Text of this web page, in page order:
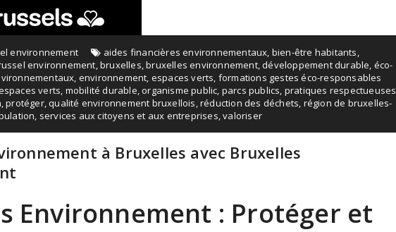
environnement aides financières environnementaux, bien-être habitants,
environnement,bruxelles,bruxelles environnement,développement durable, éco-
, environnement, espaces verts, formations gestes éco-responsables
verts, mobilité durable,organisme public, parcs publics, pratiques respectueuses
,protéger,qualité environnement bruxellois,réduction des déchets, région de bruxelles-
, services aux citoyens et aux entreprises,valoriser
à Bruxelles avec Bruxelles
Environnement : Protéger et